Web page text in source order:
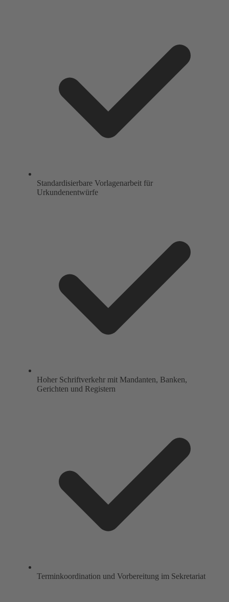
Standardisierbare Vorlagenarbeit für
Urkundenentwürfe
Hoher Schriftverkehr mit Mandanten, Banken,
Gerichten und Registern
Terminkoordination und Vorbereitung im Sekretariat